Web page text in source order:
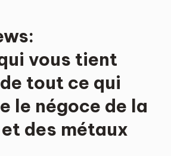
vous tient
tout ce qui
le négoce de la
des métaux